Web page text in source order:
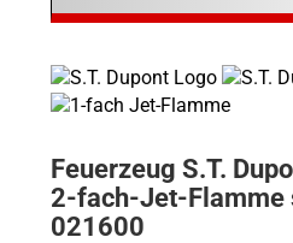
Feuerzeug S.T.
2-fach-Jet-Flamme
021600